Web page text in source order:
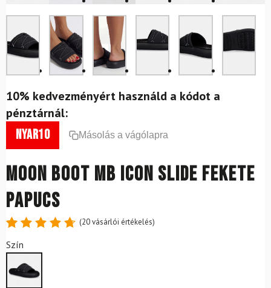
10% kedvezményért használd a kódot a
pénztárnál:
nyar10 Másolás a vágólapra
Moon Boot MB Icon Slide fekete
papucs
4.80
értékelés
alapján
(20vásárlói értékelés)
Szín